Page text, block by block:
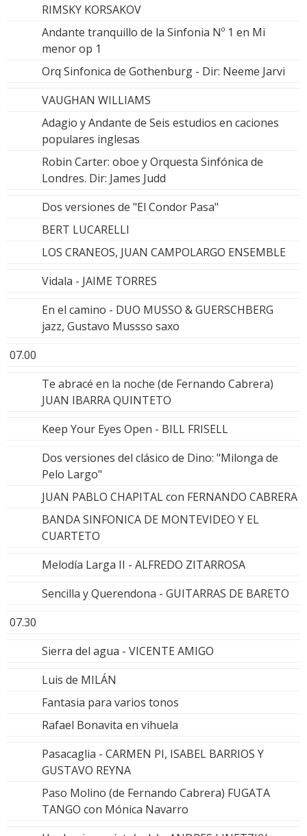
RIMSKY KORSAKOV
Andante tranquillo de la Sinfonia Nº 1 en Mi
menor op 1
Orq Sinfonica de Gothenburg - Dir: Neeme Jarvi
VAUGHAN WILLIAMS
Adagio y Andante de Seis estudios en caciones
populares inglesas
Robin Carter: oboe y Orquesta Sinfónica de
Londres. Dir: James Judd
Dos versiones de "El Condor Pasa"
BERT LUCARELLI
LOS CRANEOS, JUAN CAMPOLARGO ENSEMBLE
Vidala - JAIME TORRES
En el camino - DUO MUSSO & GUERSCHBERG
jazz, Gustavo Mussso saxo
07.00
Te abracé en la noche (de Fernando Cabrera)
JUAN IBARRA QUINTETO
Keep Your Eyes Open - BILL FRISELL
Dos versiones del clásico de Dino: "Milonga de
Pelo Largo"
JUAN PABLO CHAPITAL con FERNANDO CABRERA
BANDA SINFONICA DE MONTEVIDEO Y EL
CUARTETO
Melodía Larga II - ALFREDO ZITARROSA
Sencilla y Querendona - GUITARRAS DE BARETO
07.30
Sierra del agua - VICENTE AMIGO
Luis de MILÁN
Fantasia para varios tonos
Rafael Bonavita en vihuela
Pasacaglia - CARMEN PI, ISABEL BARRIOS Y
GUSTAVO REYNA
Paso Molino (de Fernando Cabrera) FUGATA
TANGO con Mónica Navarro